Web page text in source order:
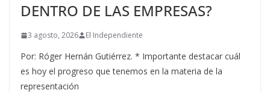
DENTRO DE LAS EMPRESAS?
3 agosto, 2026 El Independiente
Por: Róger Hernán Gutiérrez. * Importante destacar cuál
es hoy el progreso que tenemos en la materia de la
representación